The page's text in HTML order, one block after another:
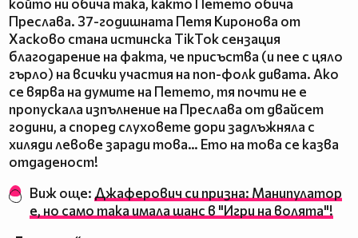
който ни обича така, както Петето обича
Преслава. 37-годишната Петя Киронова от
Хасково стана истинска TikTok сензация
благодарение на факта, че присъства (и пее с цяло
гърло) на всички участия на поп-фолк дивата. Ако
се вярва на думите на Петето, тя почти не е
пропускала изпълнение на Преслава от двайсет
години, а според слуховете дори задлъжняла с
хиляди левове заради това… Ето на това се казва
отдаденост!
Виж още: Джаферович си призна: Манипулатор
е, но само така имала шанс в "Игри на волята"!